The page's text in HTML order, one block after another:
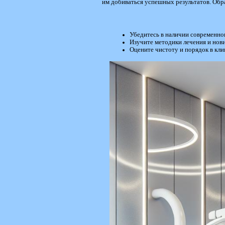
им добиваться успешных результатов.
Убедитесь в наличии
Изучите методики лечения и
Оцените чистоту и порядок в